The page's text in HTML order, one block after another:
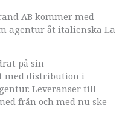
AB kommer med
agentur åt italienska La
på sin
med distribution i
Leveranser till
från och med nu ske